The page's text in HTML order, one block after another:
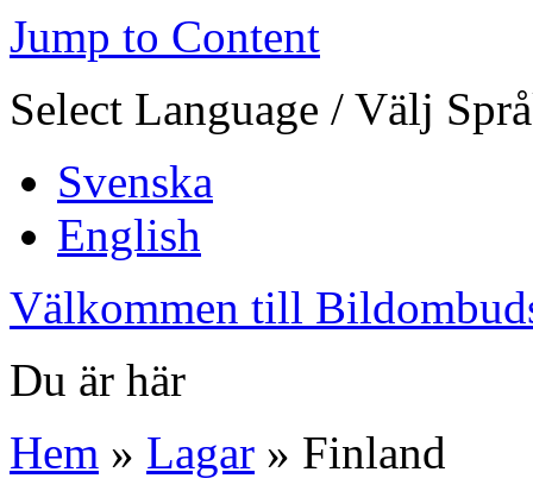
Jump to Content
Select Language / Välj
Svenska
English
Välkommen till
Du är här
Hem » Lagar » Finland